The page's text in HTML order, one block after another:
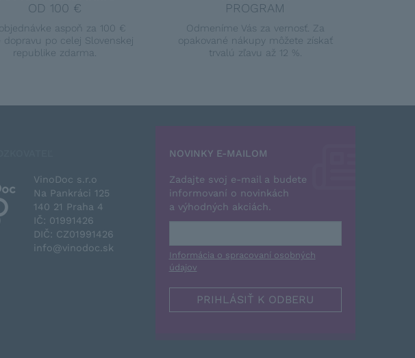
OD 100 €
aspoň za 100 €
dopravu po celej Slovenskej
republike zdarma.
PROGRAM
Odmeníme Vás za vernosť. Za
opakované nákupy môžete získať
trvalú zľavu až 12 %.
VinoDoc s.r.o
Na Pankráci 125
140 21 Praha 4
IČ: 01991426
DIČ: CZ01991426
info@vinodoc.sk
NOVINKY E-MAILOM
Zadajte svoj e-mail a budete
informovaní o novinkách
a výhodných akciách.
Informácia o spracovaní osobných
údajov